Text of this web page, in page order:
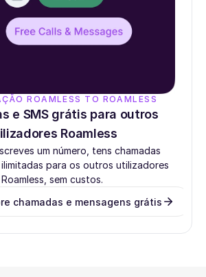
ROAMLESS TO ROAMLESS
e SMS grátis para outros
Roamless
um número, tens chamadas
para os outros utilizadores
Roamless, sem custos.
chamadas e mensagens grátis